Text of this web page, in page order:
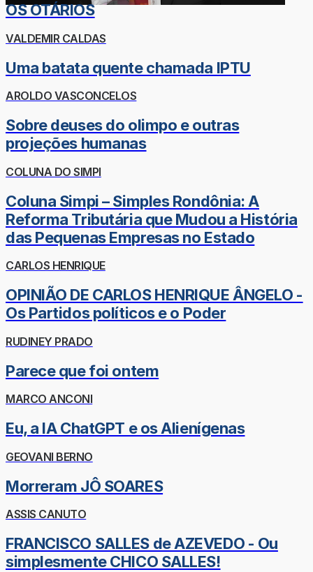
OS OTÁRIOS
VALDEMIR CALDAS
Uma batata quente chamada IPTU
AROLDO VASCONCELOS
Sobre deuses do olimpo e outras
projeções humanas
COLUNA DO SIMPI
Coluna Simpi – Simples Rondônia: A
Reforma Tributária que Mudou a História
das Pequenas Empresas no Estado
CARLOS HENRIQUE
OPINIÃO DE CARLOS HENRIQUE ÂNGELO -
Os Partidos políticos e o Poder
RUDINEY PRADO
Parece que foi ontem
MARCO ANCONI
Eu, a IA ChatGPT e os Alienígenas
GEOVANI BERNO
Morreram JÔ SOARES
ASSIS CANUTO
FRANCISCO SALLES de AZEVEDO - Ou
simplesmente CHICO SALLES!